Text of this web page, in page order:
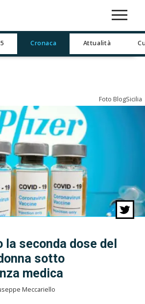
Cronaca Attualità
Foto BlogSicilia
la seconda dose del
sotto
medica
Meccariello